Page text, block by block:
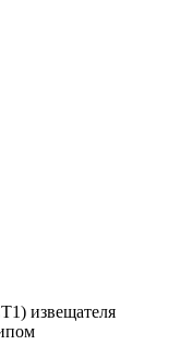
извещателя